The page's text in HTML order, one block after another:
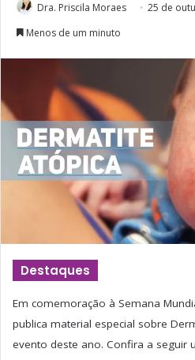
Dra. Priscila Moraes 25 de
Menos de um minuto
Destaques
Em comemoração à Semana
publica material especial sobre
evento deste ano. Confira a seguir